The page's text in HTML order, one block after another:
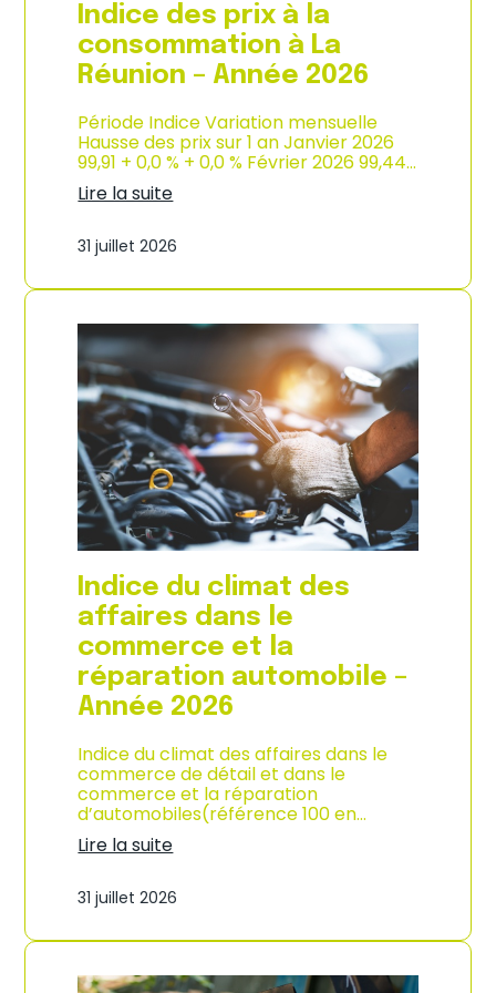
2
0
2
6
Indice des prix à la
consommation à La
Réunion – Année 2026
Période Indice Variation mensuelle
Hausse des prix sur 1 an Janvier 2026
99,91 + 0,0 % + 0,0 % Février 2026 99,44…
Lire la suite
n
i
e
e
s
p
r
i
x
à
l
a
c
o
n
s
o
m
m
a
t
o
n
à
L
R
u
n
o
n
31 juillet 2026
Indice du climat des
affaires dans le
commerce et la
réparation automobile –
Année 2026
Indice du climat des affaires dans le
commerce de détail et dans le
commerce et la réparation
d’automobiles(référence 100 en…
Lire la suite
n
i
e
31 juillet 2026